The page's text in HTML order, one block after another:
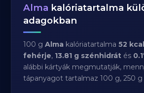
Alma kalóriatartalma
adagokban
100 gAlma kalóriatartalma52 kcal
fehérje, 13.81 g szénhidrát és
alábbi kártyák megmutatják,
tápanyagot tartalmaz 100 g, 250